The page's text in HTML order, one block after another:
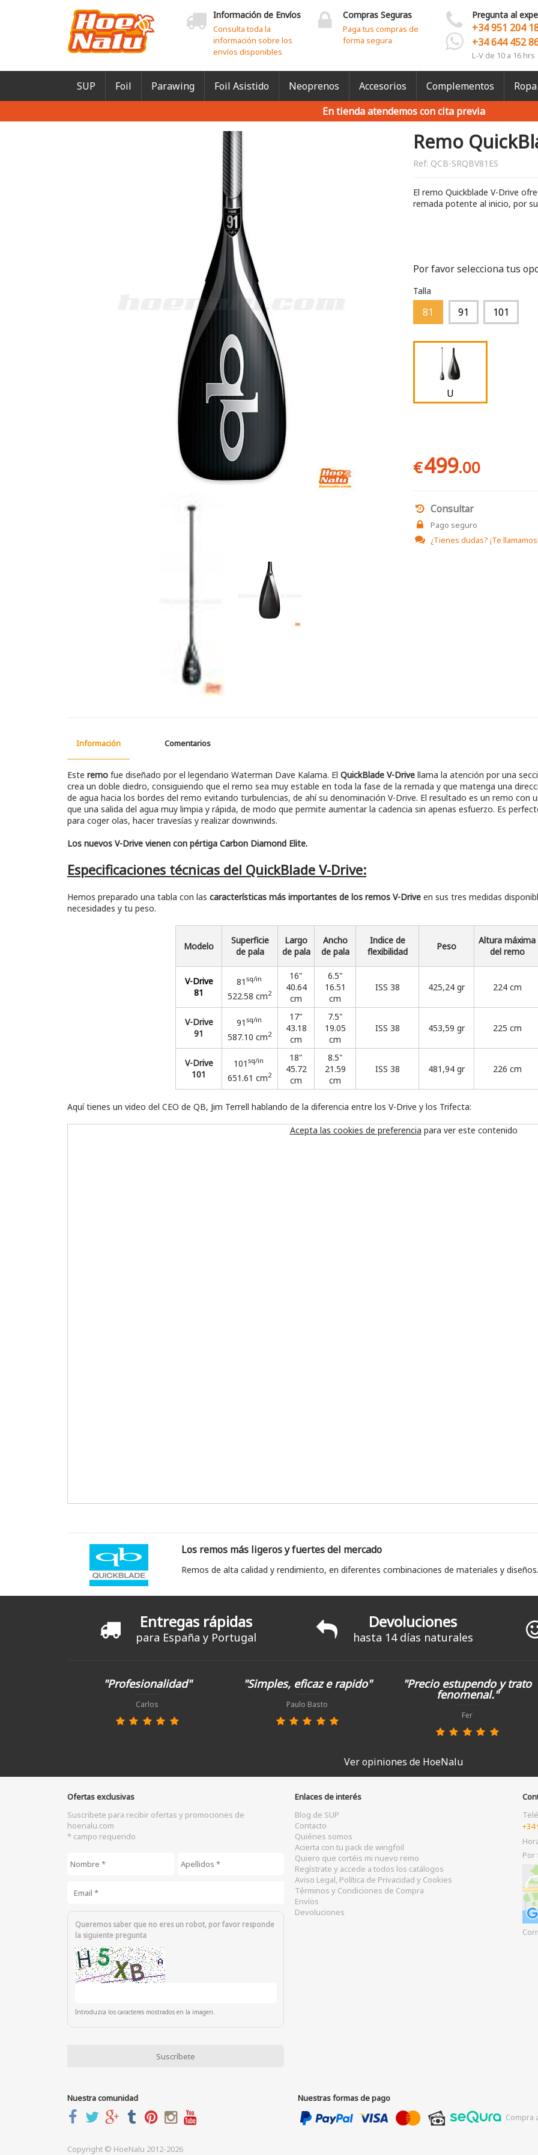
Información de Envíos
Consulta toda la
información sobre los
envíos disponibles
Compras Seguras
Paga tus compras de
forma segura
Pregunta al
+34 951 204
+34 644 452
L-V de 10 a 16 hrs
SUP Foil Parawing Foil Asistido Neoprenos Accesorios Complementos
Ropa
En tienda atendemos con cita previa
Remo
Ref: QCB-SRQBV81ES
El remo Quickblade V-Drive
remada potente al inicio, por
Por favor selecciona tus
Talla
81 91 101
U
€499.00
Consultar
Pago seguro
¿Tienes dudas? ¡Te
Información Comentarios
Este remo fue diseñado por el legendario Waterman Dave Kalama. El QuickBlade V-Drive llama la atención por una
crea un doble diedro, consiguiendo que el remo sea muy estable en toda la fase de la remada y que matenga una
de agua hacia los bordes del remo evitando turbulencias, de ahí su denominación V-Drive. El resultado es un remo con
que una salida del agua muy limpia y rápida, de modo que permite aumentar la cadencia sin apenas esfuerzo. Es
para coger olas, hacer travesías y realizar downwinds.
Los nuevos V-Drive vienen con pértiga Carbon Diamond Elite.
Especificaciones técnicas del QuickBlade V-Drive:
Hemos preparado una tabla con las características más importantes de los remos V-Drive en sus tres medidas
necesidades y tu peso.
Modelo
Superficie
de pala
Largo
de pala
Ancho
de pala
Indice de
flexibilidad
Peso
Altura máxima
del remo
V-Drive
81
81 sq/in
522.58 cm2
16"
40.64
cm
6.5"
16.51
cm
ISS 38 425,24 gr 224 cm
V-Drive
91
91 sq/in
587.10 cm2
17"
43.18
cm
7.5"
19.05
cm
ISS 38 453,59 gr 225 cm
V-Drive
101
101 sq/in
651.61 cm2
18"
45.72
cm
8.5"
21.59
cm
ISS 38 481,94 gr 226 cm
Aquí tienes un video del CEO de QB, Jim Terrell hablando de la diferencia entre los V-Drive y los Trifecta:
Acepta las cookies de preferencia para ver este contenido
Los remos más ligeros y fuertes del mercado
Remos de alta calidad y rendimiento, en diferentes combinaciones de materiales y diseños.
Entregas rápidas
para España y Portugal
Devoluciones
hasta 14 días naturales
"Profesionalidad"
Carlos
"Simples, eficaz e rapido"
Paulo Basto
"Precio estupendo y trato
fenomenal."
Fer
Ver opiniones de HoeNalu
Ofertas exclusivas
Suscribete para recibir ofertas y promociones de
hoenalu.com
* campo requerido
Queremos saber que no eres un robot, por favor responde
la siguiente pregunta
Introduzca los caracteres mostrados en la imagen.
Enlaces de interés
Blog de SUP
Contacto
Quiénes somos
Acierta con tu pack de wingfoil
Quiero que cortéis mi nuevo remo
Regístrate y accede a todos los catálogos
Aviso Legal, Política de Privacidad y Cookies
Términos y Condiciones de Compra
Envíos
Devoluciones
+34
Por
Nuestra comunidad
Nuestras formas de pago
Compra
Copyright © HoeNalu 2012-2026